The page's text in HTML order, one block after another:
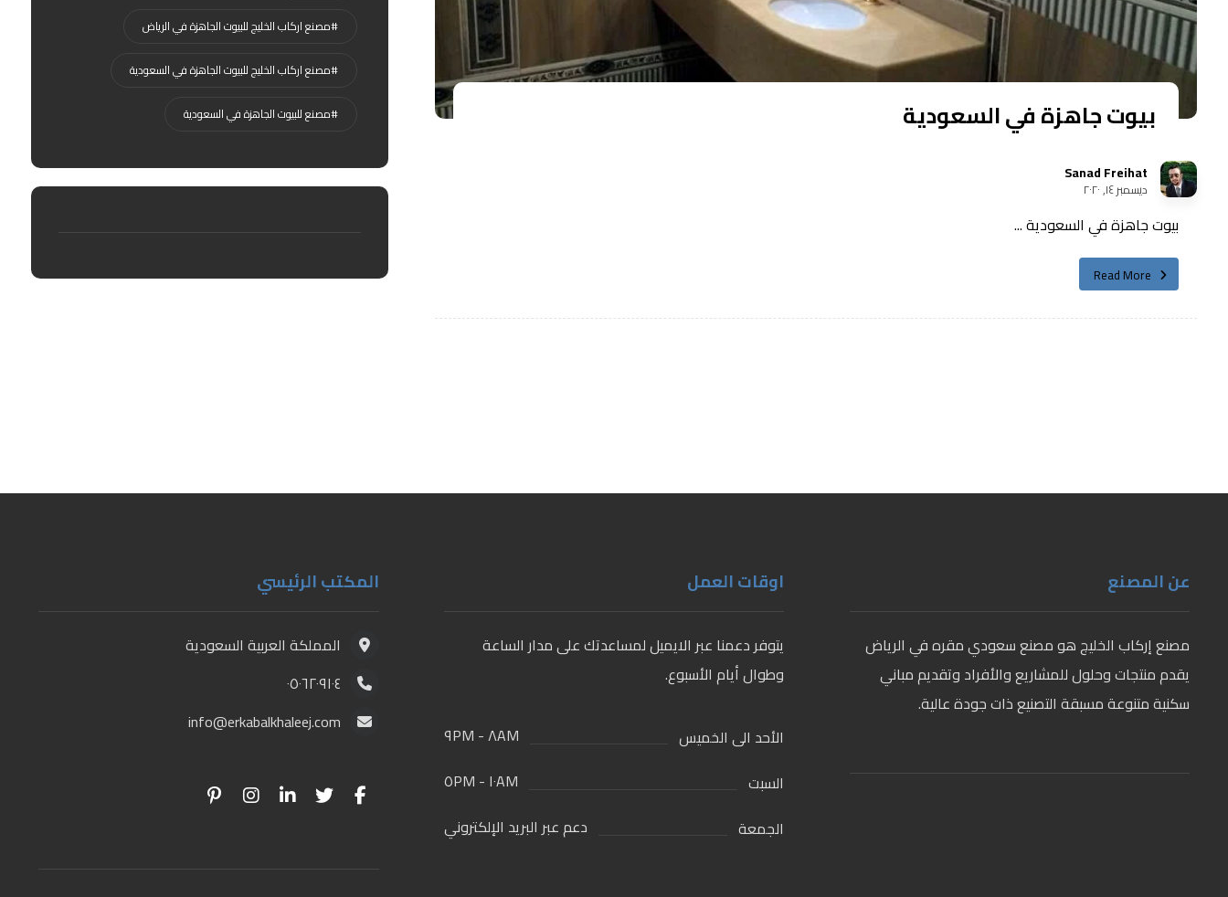
بيوت جاهزة في السعودية
Sanad Freihat
ديسمبر ١٤, ٢٠٢٠
بيوت جاهزة في السعودية ...
Read More
#مصنع اركاب الخليج للبيوت الجاهزة في الرياض
#مصنع اركاب الخليج للبيوت الجاهزة في السعودية
#مصنع للبيوت الجاهزة في السعودية
عن المصنع
مصنع إركاب الخليج هو مصنع سعودي مقره في الرياض
يقدم منتجات وحلول للمشاريع والأفراد وتقديم مباني
سكنية متنوعة مسبقة التصنيع ذات جودة عالية.
اوقات العمل
يتوفر دعمنا عبر الايميل لمساعدتك على مدار الساعة
وطوال أيام الأسبوع.
الأحد الى الخميس
٨AM - ٩PM
السبت
١٠AM - ٥PM
الجمعة
دعم عبر البريد الإلكتروني
المكتب الرئيسي
المملكة العربية السعودية
٠٥٠٦٢٠٩١٠٤
info@erkabalkhaleej.com